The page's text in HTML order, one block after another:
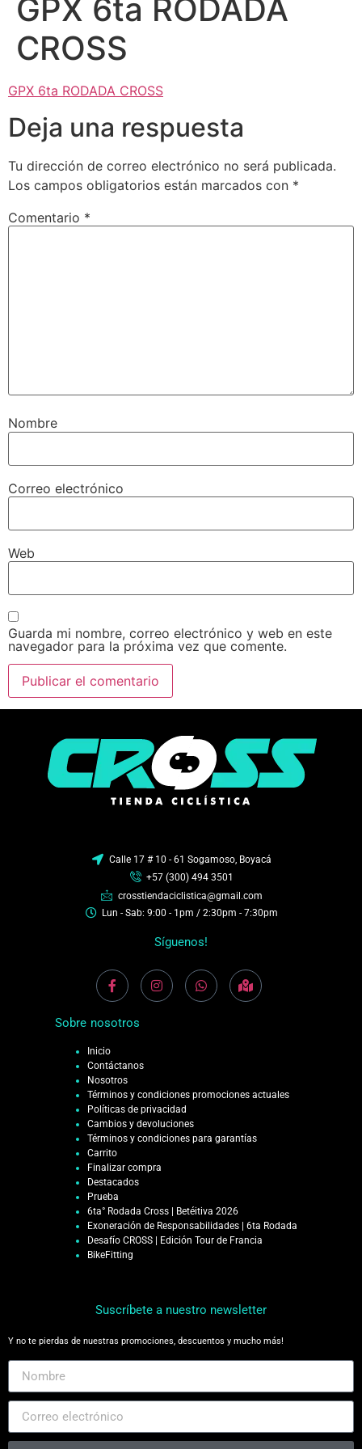
GPX 6ta RODADA
CROSS
GPX 6ta RODADA CROSS
Deja una respuesta
Tu dirección de correo electrónico no será publicada.
Los campos obligatorios están marcados con *
Comentario *
Nombre
Correo electrónico
Web
Guarda mi nombre, correo electrónico y web en este
navegador para la próxima vez que comente.
Calle 17 # 10 - 61 Sogamoso, Boyacá
+57 (300) 494 3501
crosstiendaciclistica@gmail.com
Lun - Sab: 9:00 - 1pm / 2:30pm - 7:30pm
Síguenos!
Sobre nosotros
Inicio
Contáctanos
Nosotros
Términos y condiciones promociones actuales
Políticas de privacidad
Cambios y devoluciones
Términos y condiciones para garantías
Carrito
Finalizar compra
Destacados
Prueba
6ta° Rodada Cross | Betéitiva 2026
Exoneración de Responsabilidades | 6ta Rodada
Desafío CROSS | Edición Tour de Francia
BikeFitting
Suscríbete a nuestro newsletter
Y no te pierdas de nuestras promociones, descuentos y mucho más!